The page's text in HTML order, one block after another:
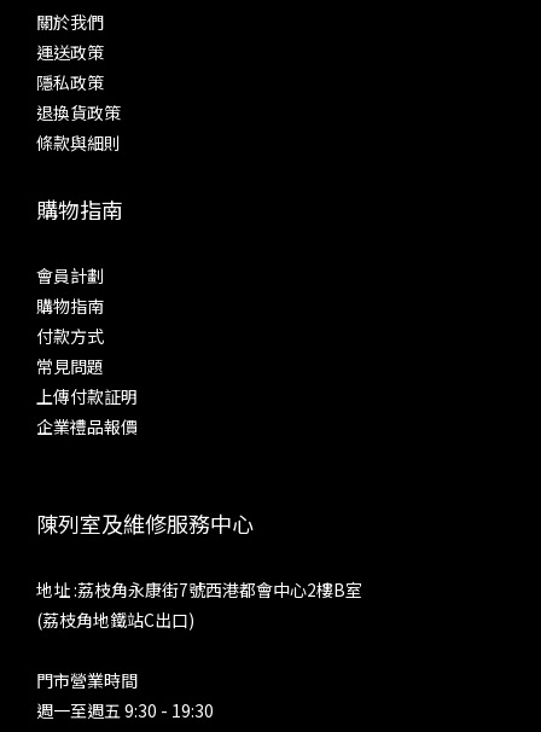
關於我們
運送政策
隱私政策
退換貨政策
條款與細則
購物指南
會員計劃
購物指南
付款方式
常見問題
上傳付款証明
企業禮品報價
陳列室及維修服務中心
地址 :荔枝角永康街7號西港都會中心2樓B室
(荔枝角地鐵站C出口)
門市營業時間
週一至週五 9:30 - 19:30